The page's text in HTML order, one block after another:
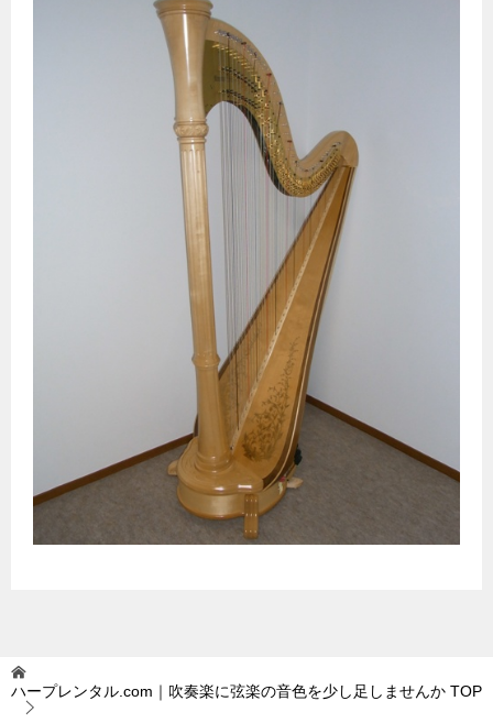
ハープレンタル.com｜吹奏楽に弦楽の音色を少し足しませんか TOP